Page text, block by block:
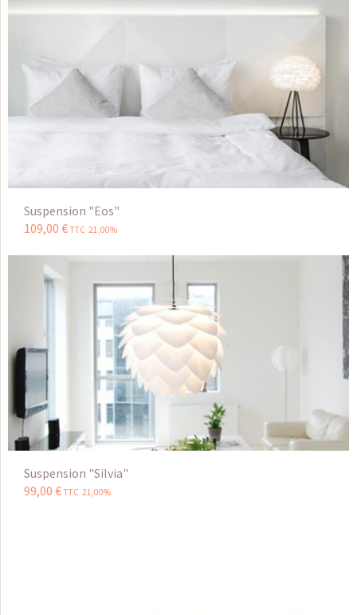
Suspension "Eos"
109,00 € TTC 21,00%
Suspension "Silvia"
99,00 € TTC 21,00%